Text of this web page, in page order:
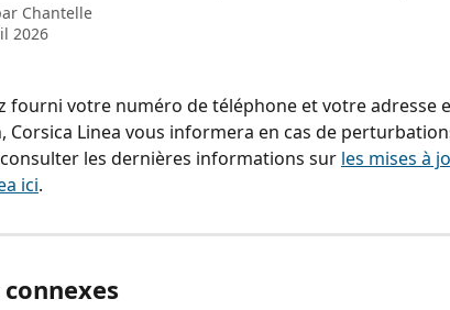
Chantelle
2026
fourni votre numéro de téléphone et votre adresse
Corsica Linea vous informera en cas de
les dernières informations sur les mises à
ici.